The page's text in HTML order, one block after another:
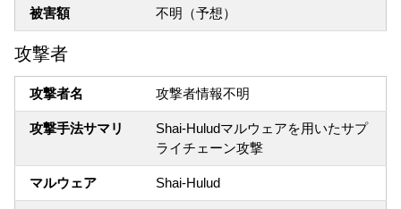
被害額 不明（予想）
攻撃者
攻撃者名 攻撃者情報不明
攻撃手法サマリ
Shai-Huludマルウェアを用いたサプ
ライチェーン攻撃
マルウェア Shai-Hulud